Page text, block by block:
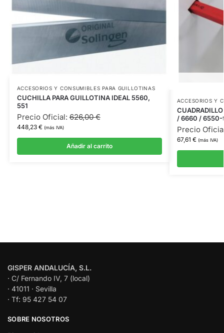
ACCESORIOS Y CONSUMIBLES PARA GUILLOTINAS
CUCHILLA PARA GUILLOTINA IDEAL 5560,
551
Precio Oficial:626,00€
448,23 € (más IVA)
Añadir al carrito
ACCESORIOS Y
/ 6660 / 6550-
Precio
67,61 € (más IVA)
GISPER ANDALUCÍA, S.L.
· C/ Fernando IV, 7 (local)
· 41011 · Sevilla
· Tf: 95 427 54 07
SOBRE NOSOTROS